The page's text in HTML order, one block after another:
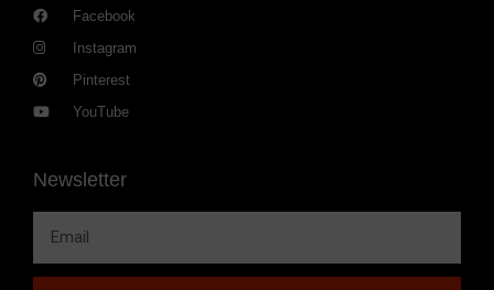
Facebook
Instagram
Pinterest
YouTube
Newsletter